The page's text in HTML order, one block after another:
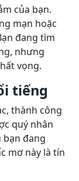
của bạn.
mạn hoặc
đang tìm
nhưng
vọng.
tiếng
thành công
quý nhân
bạn đang
mơ này là tín